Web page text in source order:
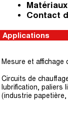
Contact
Applications
Mesure et affichage
Circuits de
lubrification, paliers
(industrie papetière,